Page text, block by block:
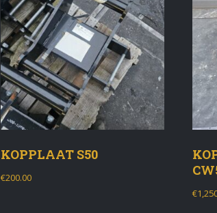
KOPPLAAT S50
€200.00
€